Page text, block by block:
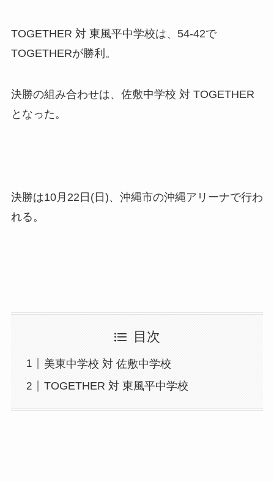
TOGETHER 対 東風平中学校は、54-42で
TOGETHERが勝利。
決勝の組み合わせは、佐敷中学校 対 TOGETHER
となった。
決勝は10月22日(日)、沖縄市の沖縄アリーナで行わ
れる。
目次
美東中学校 対 佐敷中学校
TOGETHER 対 東風平中学校